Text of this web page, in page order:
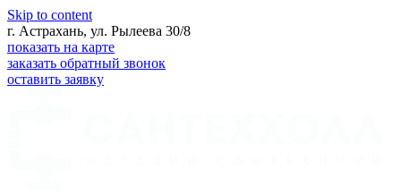
Skip to content
г. Астрахань, ул. Рылеева 30/8
показать на карте
заказать обратный звонок
оставить заявку